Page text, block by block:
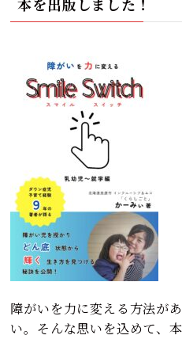
本を出版しました！
障がいを力に変える方法が
い。そんな思いを込めて、